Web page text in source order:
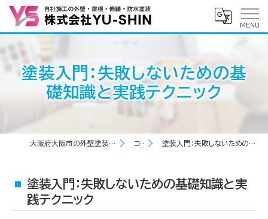
塗装入門：失敗しないための基
礎知識と実践テクニック
大阪府大阪市の外壁塗装なら株式会社YU-SHIN コラム 塗装入門：失敗しないための基礎知識と実践テクニック
塗装入門：失敗しないための基礎知識と実
践テクニック